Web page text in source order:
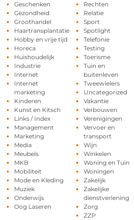
Geschenken
Gezondheid
Groothandel
Haartransplantatie
Hobby en vrije tijd
Horeca
Huishoudelijk
Industrie
Internet
Internet
marketing
Kinderen
Kunst en Kitsch
Links / Index
Management
Marketing
Media
Meubels
MKB
Mobiliteit
Mode en Kleding
Muziek
Onderwijs
Oog Laseren
Rechten
Relatie
Sport
Spotlight
Telefonie
Testing
Toerisme
Tuin en
buitenleven
Tweewielers
Uncategorized
Vakantie
Verbouwen
Verenigingen
Vervoer en
transport
Wijn
Winkelen
Woning en Tuin
Woningen
Zakelijk
Zakelijke
dienstverlening
Zorg
ZZP